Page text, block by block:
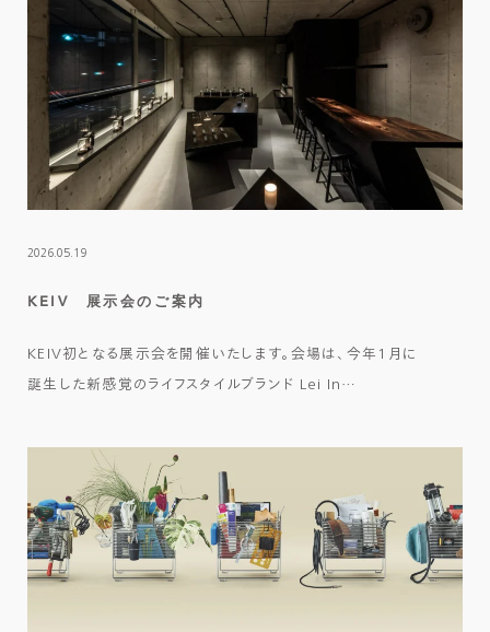
2026.05.19
KEIV 展示会のご案内
KEIV初となる展示会を開催いたします。会場は、今年1月に
誕生した新感覚のライフスタイルブランド Lei In…